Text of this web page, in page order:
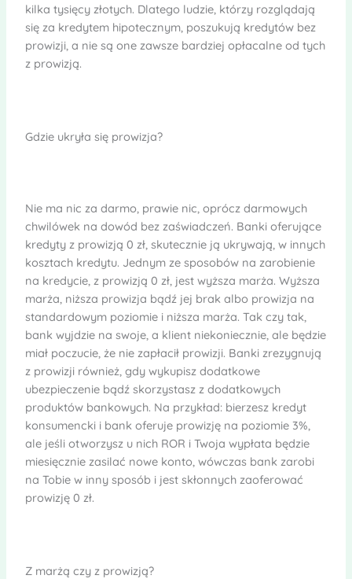
kilka tysięcy złotych. Dlatego ludzie, którzy rozglądają
się za kredytem hipotecznym, poszukują kredytów bez
prowizji, a nie są one zawsze bardziej opłacalne od tych
z prowizją.
Gdzie ukryła się prowizja?
Nie ma nic za darmo, prawie nic, oprócz darmowych
chwilówek na dowód bez zaświadczeń. Banki oferujące
kredyty z prowizją 0 zł, skutecznie ją ukrywają, w innych
kosztach kredytu. Jednym ze sposobów na zarobienie
na kredycie, z prowizją 0 zł, jest wyższa marża. Wyższa
marża, niższa prowizja bądź jej brak albo prowizja na
standardowym poziomie i niższa marża. Tak czy tak,
bank wyjdzie na swoje, a klient niekoniecznie, ale będzie
miał poczucie, że nie zapłacił prowizji. Banki zrezygnują
z prowizji również, gdy wykupisz dodatkowe
ubezpieczenie bądź skorzystasz z dodatkowych
produktów bankowych. Na przykład: bierzesz kredyt
konsumencki i bank oferuje prowizję na poziomie 3%,
ale jeśli otworzysz u nich ROR i Twoja wypłata będzie
miesięcznie zasilać nowe konto, wówczas bank zarobi
na Tobie w inny sposób i jest skłonnych zaoferować
prowizję 0 zł.
Z marżą czy z prowizją?